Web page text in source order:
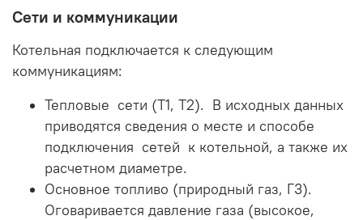
Сети и коммуникации
Котельная подключается к следующим
коммуникациям:
Тепловые сети (Т1, Т2). В исходных данных
приводятся сведения о месте и способе
подключения сетей к котельной, а также их
расчетном диаметре.
Основное топливо (природный газ, Г3).
Оговаривается давление газа (высокое,